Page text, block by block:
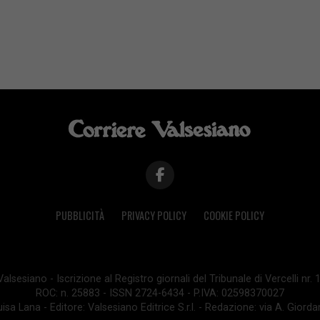
PUBBLICITÀ PRIVACY POLICY COOKIE POLICY
- Iscrizione al Registro giornali del Tribunale di Vercelli nr.
ROC: n. 25883 - ISSN 2724-6434 - P.IVA: 02598370027
Lana - Editore: Valsesiano Editrice S.r.l. - Redazione: via A.